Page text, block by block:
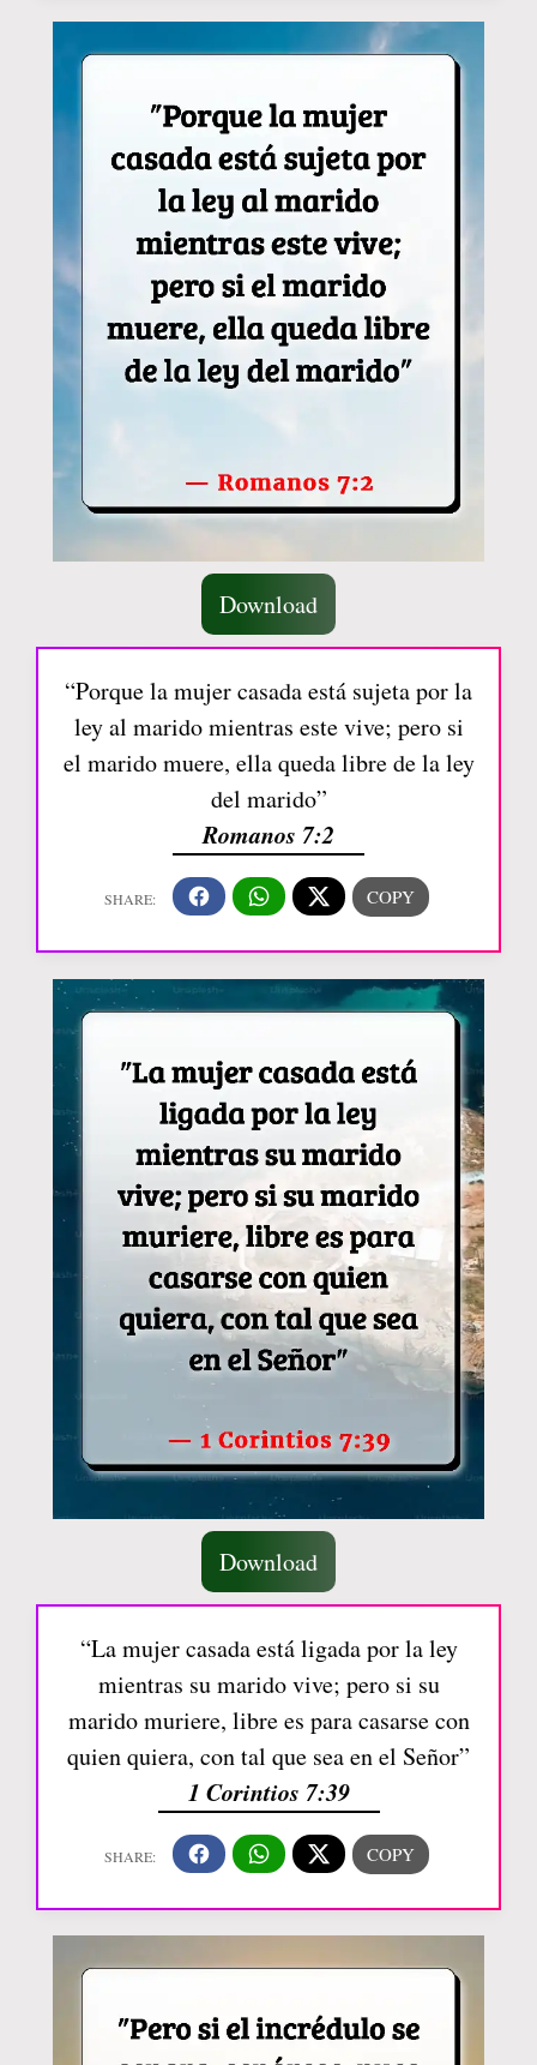
Download
“Porque la mujer casada está sujeta por la
ley al marido mientras este vive; pero si
el marido muere, ella queda libre de la ley
del marido”
Romanos 7:2
Download
“La mujer casada está ligada por la ley
mientras su marido vive; pero si su
marido muriere, libre es para casarse con
quien quiera, con tal que sea en el Señor”
1 Corintios 7:39